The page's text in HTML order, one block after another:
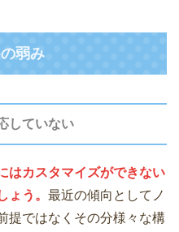
弱み
していない
はカスタマイズができない
ょう。 最近の傾向としてノ
提ではなくその分様々な構